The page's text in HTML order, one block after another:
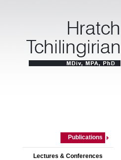
Publications
Lectures & Conferences